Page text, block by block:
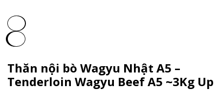
Thăn nội bò Wagyu Nhật A5 –
Tenderloin Wagyu Beef A5 ~3Kg Up